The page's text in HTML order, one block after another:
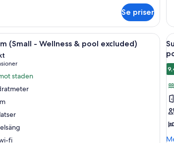
Se priser
&
en vit tvättställ och en vägg beklädd med
Ett modernt badrum med ett
(Small - Wellness & pool excluded)
staden
fi
-
1